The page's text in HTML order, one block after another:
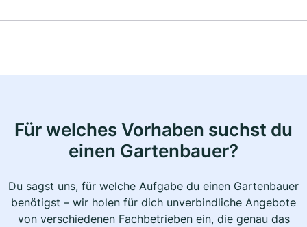
Für welches Vorhaben suchst du
einen Gartenbauer?
Du sagst uns, für welche Aufgabe du einen Gartenbauer
benötigst – wir holen für dich unverbindliche Angebote
von verschiedenen Fachbetrieben ein, die genau das